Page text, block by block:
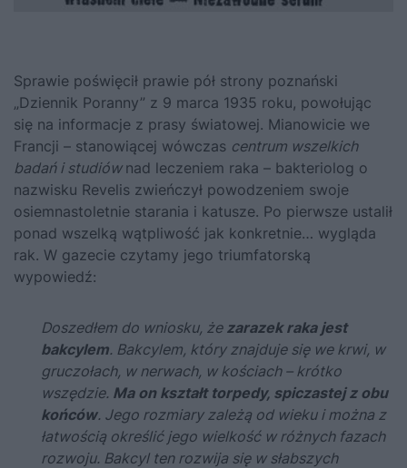
Sprawie poświęcił prawie pół strony poznański
„Dziennik Poranny” z 9 marca 1935 roku, powołując
się na informacje z prasy światowej. Mianowicie we
Francji – stanowiącej wówczas centrum wszelkich
badań i studiów nad leczeniem raka – bakteriolog o
nazwisku Revelis zwieńczył powodzeniem swoje
osiemnastoletnie starania i katusze. Po pierwsze ustalił
ponad wszelką wątpliwość jak konkretnie… wygląda
rak. W gazecie czytamy jego triumfatorską
wypowiedź:
Doszedłem do wniosku, że zarazek raka jest
bakcylem. Bakcylem, który znajduje się we krwi, w
gruczołach, w nerwach, w kościach – krótko
wszędzie. Ma on kształt torpedy, spiczastej z obu
końców. Jego rozmiary zależą od wieku i można z
łatwością określić jego wielkość w różnych fazach
rozwoju. Bakcyl ten rozwija się w słabszych